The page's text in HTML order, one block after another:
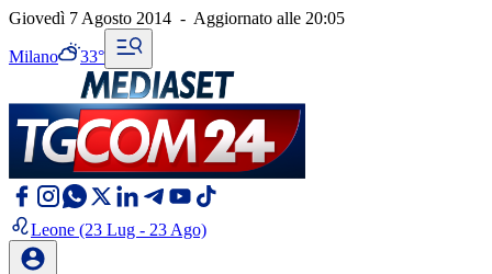
Giovedì 7 Agosto 2014 - Aggiornato alle 20:05
Milano 33°
Leone (23 Lug - 23 Ago)